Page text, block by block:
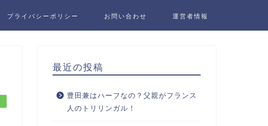
プライバシーポリシー お問い合わせ 運営者情報
最近の投稿
豊田兼はハーフなの？父親がフランス
人のトリリンガル！